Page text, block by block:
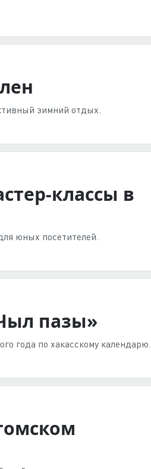
зимний отдых.
классы в
юных посетителей.
пазы»
года по хакасскому календарю.